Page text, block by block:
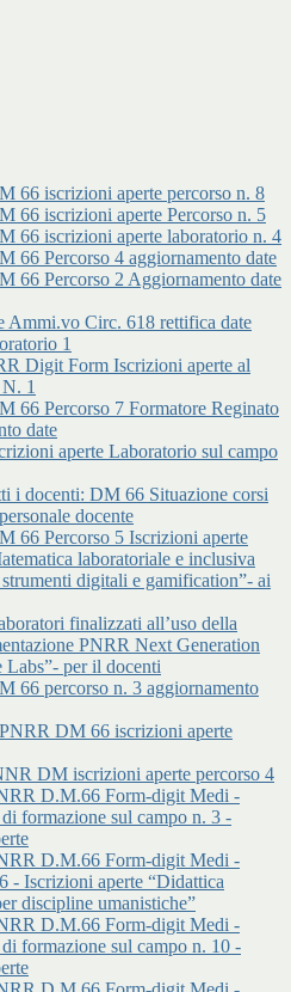
66 iscrizioni aperte percorso n. 8
66 iscrizioni aperte Percorso n. 5
66 iscrizioni aperte laboratorio n. 4
66 Percorso 4 aggiornamento date
66 Percorso 2 Aggiornamento date
Ammi.vo Circ. 618 rettifica date
1
Digit Form Iscrizioni aperte al
1
66 Percorso 7 Formatore Reginato
date
aperte Laboratorio sul campo
i docenti: DM 66 Situazione corsi
docente
66 Percorso 5 Iscrizioni aperte
laboratoriale e inclusiva
digitali e gamification”- ai
finalizzati all’uso della
PNRR Next Generation
Labs”- per il docenti
66 percorso n. 3 aggiornamento
DM 66 iscrizioni aperte
DM iscrizioni aperte percorso 4
D.M.66 Form-digit Medi -
formazione sul campo n. 3 -
D.M.66 Form-digit Medi -
- Iscrizioni aperte “Didattica
discipline umanistiche”
D.M.66 Form-digit Medi -
formazione sul campo n. 10 -